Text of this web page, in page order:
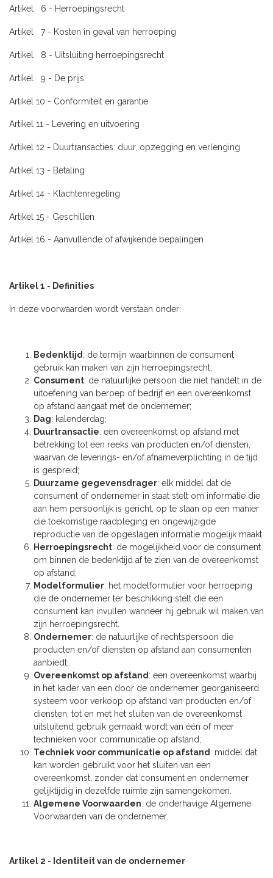
Artikel 6 - Herroepingsrecht
Artikel 7 - Kosten in geval van herroeping
Artikel 8 - Uitsluiting herroepingsrecht
Artikel 9 - De prijs
Artikel 10 - Conformiteit en garantie
Artikel 11 - Levering en uitvoering
Artikel 12 - Duurtransacties: duur, opzegging en verlenging
Artikel 13 - Betaling
Artikel 14 - Klachtenregeling
Artikel 15 - Geschillen
Artikel 16 - Aanvullende of afwijkende bepalingen
Artikel 1 - Definities
In deze voorwaarden wordt verstaan onder:
Bedenktijd: de termijn waarbinnen de consument
gebruik kan maken van zijn herroepingsrecht;
Consument: de natuurlijke persoon die niet handelt in de
uitoefening van beroep of bedrijf en een overeenkomst
op afstand aangaat met de ondernemer;
Dag: kalenderdag;
Duurtransactie: een overeenkomst op afstand met
betrekking tot een reeks van producten en/of diensten,
waarvan de leverings- en/of afnameverplichting in de tijd
is gespreid;
Duurzame gegevensdrager: elk middel dat de
consument of ondernemer in staat stelt om informatie die
aan hem persoonlijk is gericht, op te slaan op een manier
die toekomstige raadpleging en ongewijzigde
reproductie van de opgeslagen informatie mogelijk maakt.
Herroepingsrecht: de mogelijkheid voor de consument
om binnen de bedenktijd af te zien van de overeenkomst
op afstand;
Modelformulier: het modelformulier voor herroeping
die de ondernemer ter beschikking stelt die een
consument kan invullen wanneer hij gebruik wil maken van
zijn herroepingsrecht.
Ondernemer: de natuurlijke of rechtspersoon die
producten en/of diensten op afstand aan consumenten
aanbiedt;
Overeenkomst op afstand: een overeenkomst waarbij
in het kader van een door de ondernemer georganiseerd
systeem voor verkoop op afstand van producten en/of
diensten, tot en met het sluiten van de overeenkomst
uitsluitend gebruik gemaakt wordt van één of meer
technieken voor communicatie op afstand;
Techniek voor communicatie op afstand: middel dat
kan worden gebruikt voor het sluiten van een
overeenkomst, zonder dat consument en ondernemer
gelijktijdig in dezelfde ruimte zijn samengekomen.
Algemene Voorwaarden: de onderhavige Algemene
Voorwaarden van de ondernemer.
Artikel 2 - Identiteit van de ondernemer